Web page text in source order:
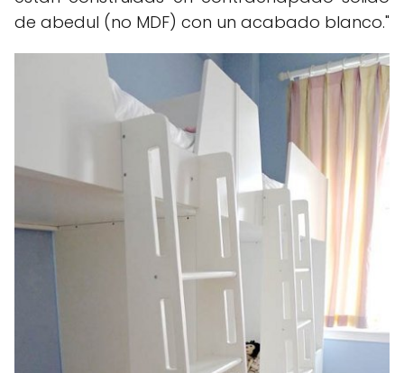
de abedul (no MDF) con un acabado blanco."